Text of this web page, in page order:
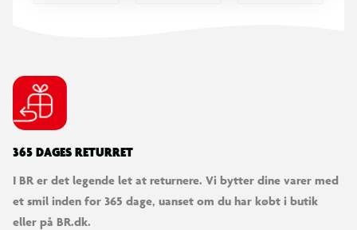
365 DAGES RETURRET
I BR er det legende let at returnere. Vi bytter dine varer med
et smil inden for 365 dage, uanset om du har købt i butik
eller på BR.dk.